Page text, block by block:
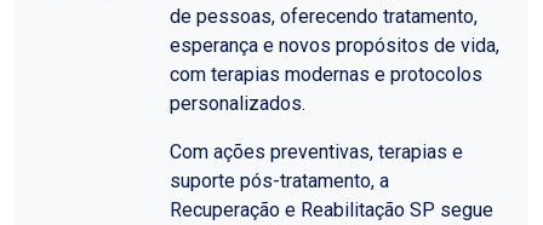
de pessoas, oferecendo tratamento,
esperança e novos propósitos de vida,
com terapias modernas e protocolos
personalizados.
Com ações preventivas, terapias e
suporte pós-tratamento, a
Recuperação e Reabilitação SP segue